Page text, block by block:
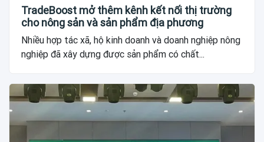
TradeBoost mở thêm kênh kết nối thị trường
cho nông sản và sản phẩm địa phương
Nhiều hợp tác xã, hộ kinh doanh và doanh nghiệp nông
nghiệp đã xây dựng được sản phẩm có chất...